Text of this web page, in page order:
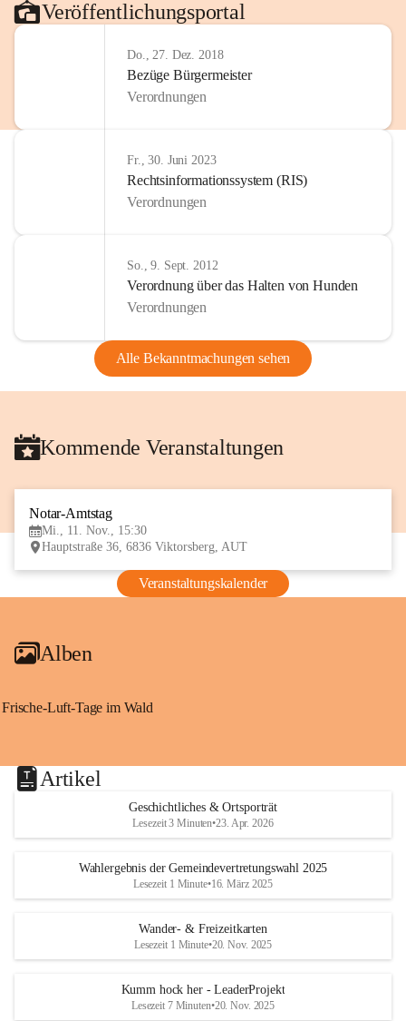
Veröffentlichungsportal
Do., 27. Dez. 2018
Bezüge Bürgermeister
Verordnungen
Fr., 30. Juni 2023
Rechtsinformationssystem (RIS)
Verordnungen
So., 9. Sept. 2012
Verordnung über das Halten von Hunden
Verordnungen
Alle Bekanntmachungen sehen
Kommende Veranstaltungen
Notar-Amtstag
Mi., 11. Nov., 15:30
Hauptstraße 36, 6836 Viktorsberg, AUT
Veranstaltungskalender
Alben
Frische-Luft-Tage im Wald
Artikel
Geschichtliches & Ortsporträt
Lesezeit 3 Minuten•23. Apr. 2026
Wahlergebnis der Gemeindevertretungswahl 2025
Lesezeit 1 Minute•16. März 2025
Wander- & Freizeitkarten
Lesezeit 1 Minute•20. Nov. 2025
Kumm hock her - LeaderProjekt
Lesezeit 7 Minuten•20. Nov. 2025